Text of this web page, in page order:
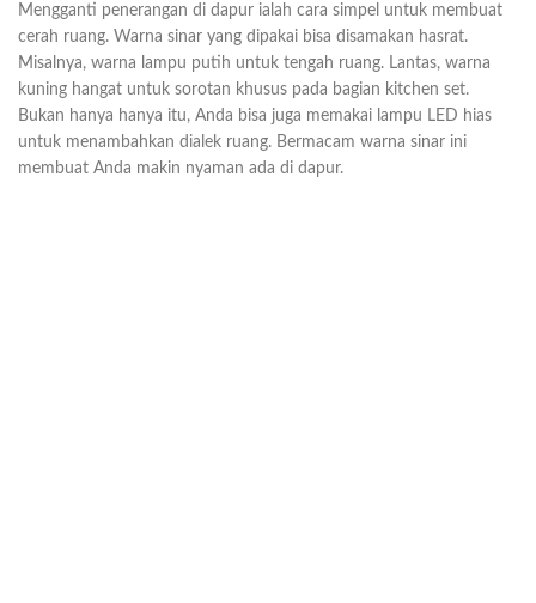
Mengganti penerangan di dapur ialah cara simpel untuk membuat
cerah ruang. Warna sinar yang dipakai bisa disamakan hasrat.
Misalnya, warna lampu putih untuk tengah ruang. Lantas, warna
kuning hangat untuk sorotan khusus pada bagian kitchen set.
Bukan hanya hanya itu, Anda bisa juga memakai lampu LED hias
untuk menambahkan dialek ruang. Bermacam warna sinar ini
membuat Anda makin nyaman ada di dapur.